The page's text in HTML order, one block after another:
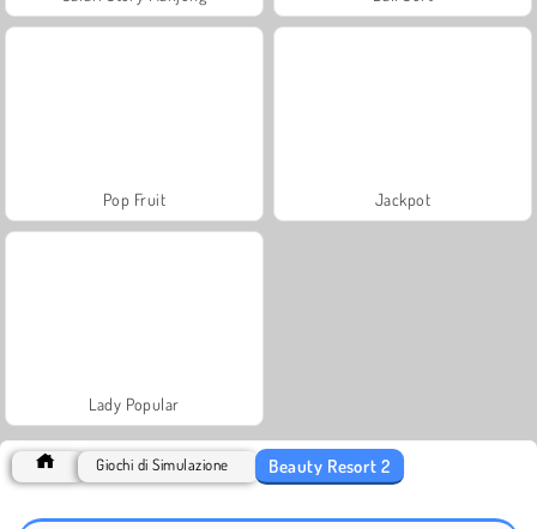
Pop Fruit Jackpot
Lady Popular
Giochi di Simulazione Beauty Resort 2